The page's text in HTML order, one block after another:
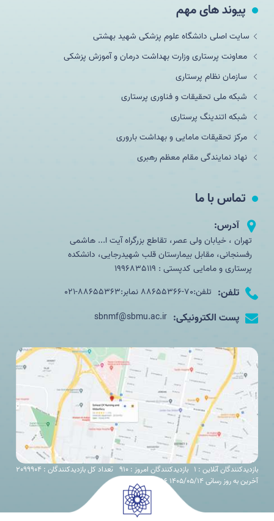
پیوند های مهم
سایت اصلی دانشگاه علوم پزشکی شهید بهشتی
معاونت پرستاری وزارت بهداشت درمان و آموزش پزشکی
سازمان نظام پرستاری
شبکه ملی تحقيقات و فناوری پرستاری
شبکه اتندینگ پرستاری
مرکز تحقیقات مامایی و بهداشت باروری
نهاد نمایندگی مقام معظم رهبری
تماس با ما
آدرس:
تهران ، خیابان ولی عصر، تقاطع بزرگراه آیت ا... هاشمی
رفسنجانی، مقابل بیمارستان قلب شهیدرجایی، دانشکده
پرستاری و مامایی کدپستی : 1996835119
تلفن: تلفن:70-88655366 نمابر:88655363-021
پست الکترونیکی: sbnmf@sbmu.ac.ir
بازدیدکنندگان آنلاین : 1 بازدیدکنندگان امروز : 910
تعداد کل بازدیدکنندگان : 2099904
آخرین به روز رسانی 1405/05/14 11:56